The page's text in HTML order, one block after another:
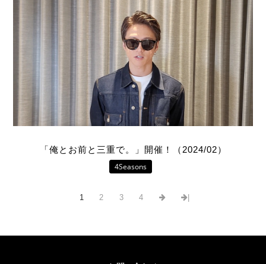
「俺とお前と三重で。」開催！（2024/02）
4Seasons
1 2 3 4